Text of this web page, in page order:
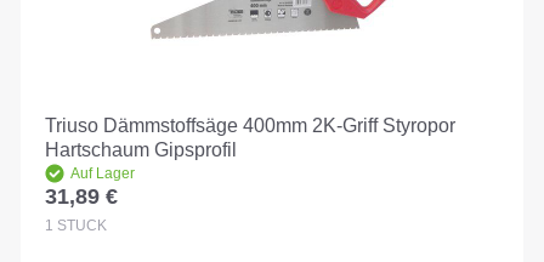
Triuso Dämmstoffsäge 400mm 2K-Griff Styropor
Hartschaum Gipsprofil
Auf Lager
Regulärer Preis:
31,89 €
1 STÜCK